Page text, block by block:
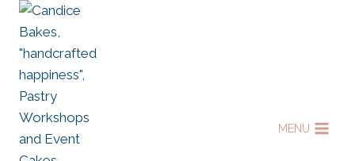
Skip
content
MENU